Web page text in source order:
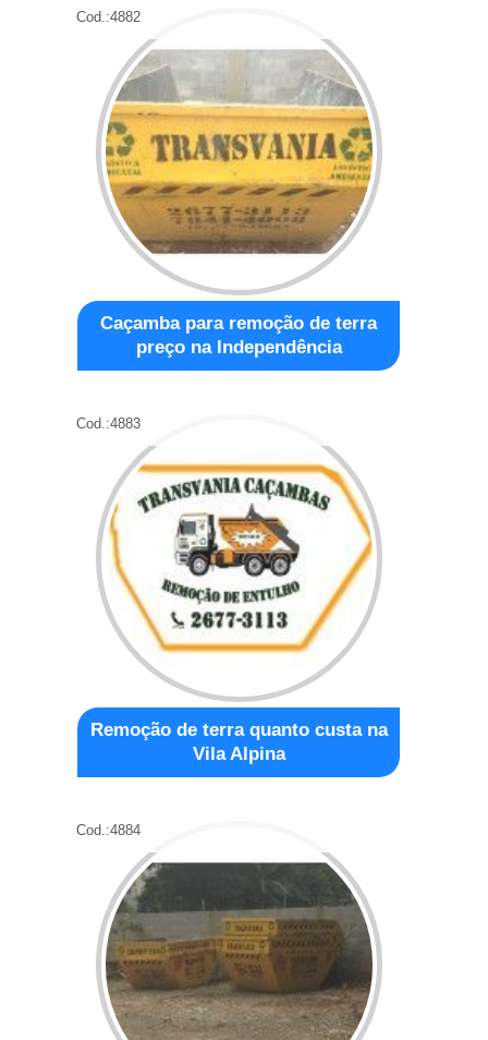
Cod.:4882
Caçamba para remoção de terra
preço na Independência
Cod.:4883
Remoção de terra quanto custa na
Vila Alpina
Cod.:4884